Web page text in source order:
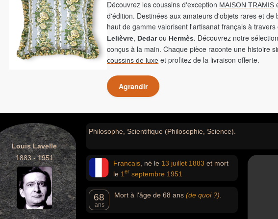
Découvrez les coussins d'exception MAISON TRAMIS
d'édition. Destinées aux amateurs d'objets rares et de
haut de gamme valorisent l'artisanat français à
Lelièvre, Dedarou Hermès. Découvrez notre
conçus à la main. Chaque pièce raconte une histoire
coussins de luxe et profitez de la livraison offerte.
Agrandir
Louis Lavelle
1883 - 1951
Philosophe, Scientifique (Philosophie, Science).
Francais , né le 13 juillet 1883 et mort
le 1 er septembre 1951
68
ans
Mort à l'âge de 68 ans (de quoi ?)